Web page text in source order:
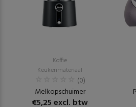
Koffie
Keukenmateriaal
(0)
Melkopschuimer
€5,25 excl. btw